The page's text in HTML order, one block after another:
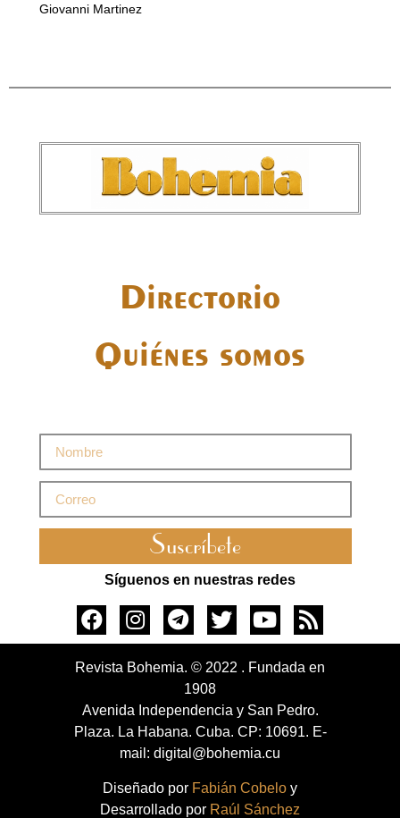
Giovanni Martinez
Directorio
Quiénes somos
Suscríbete
Síguenos en nuestras redes
Revista Bohemia. © 2022 . Fundada en
1908
Avenida Independencia y San Pedro.
Plaza. La Habana. Cuba. CP: 10691. E-
mail: digital@bohemia.cu
Diseñado por Fabián Cobelo y
Desarrollado por Raúl Sánchez